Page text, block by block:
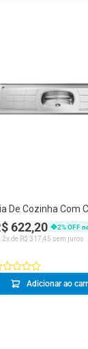
De Cozinha Com
Bali 160cm
Plus
622,20 2% OFF
2x de R$ 317 45 sem juros
Adicionar ao